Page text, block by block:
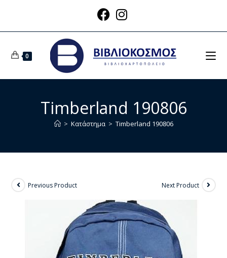
0
Timberland 190806
> Κατάστημα > Timberland 190806
Previous Product Next Product